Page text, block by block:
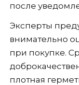
после
Эксперты
внимательно
при покупке.
плотная